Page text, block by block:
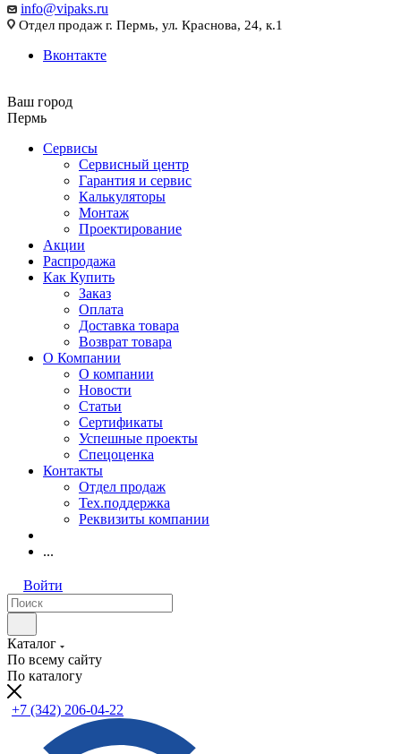
info@vipaks.ru
Отдел продаж г. Пермь, ул. Краснова, 24, к.1
Вконтакте
Ваш город
Пермь
Сервисы
Сервисный центр
Гарантия и сервис
Калькуляторы
Монтаж
Проектирование
Акции
Распродажа
Как Купить
Заказ
Оплата
Доставка товара
Возврат товара
О Компании
О компании
Новости
Статьи
Сертификаты
Успешные проекты
Спецоценка
Контакты
Отдел продаж
Тех.поддержка
Реквизиты компании
...
Войти
Каталог
По всему сайту
По каталогу
+7 (342) 206-04-22